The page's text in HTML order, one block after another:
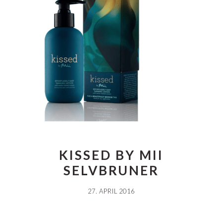
KISSED BY MII
SELVBRUNER
27. APRIL 2016